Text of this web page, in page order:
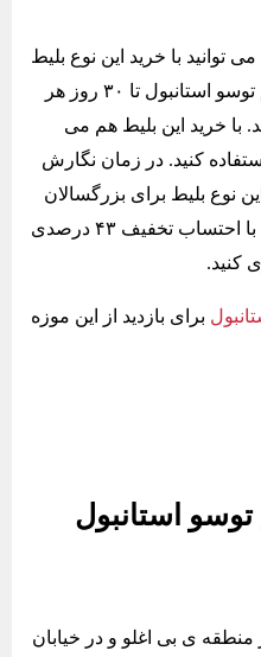
توانید با خرید این نوع بلیط
از وب سایت رسمی موزه مادام توسو استانبول تا ۳۰ روز هر
با خرید این بلیط هم می
کنید. در زمان نگارش
۱۳۹۹) قیمت این نوع بلیط برای بزرگسالان
(بالای ۱۸ سال) ۱۰۰ لیر بوده که با احتساب تخفیف ۴۳ درصدی
برای بازدید از این موزه
استانبول
ی بی اغلو و در خیابان